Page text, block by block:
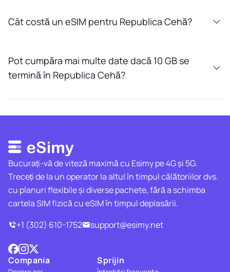
Cât costă un eSIM pentru Republica Cehă?
Pot cumpăra mai multe date dacă 10 GB se
termină în Republica Cehă?
Bucurați-vă de viteză maximă cu Esimy pe 4G și 5G.
Treceți de la un operator la altul în timpul călătoriilor dvs.
cu planuri flexibile și diverse pachete, fără a schimba
cartela SIM fizică cu eSIM în timpul deplasării.
+1 (302) 610-1752
support@esimy.net
Compania Sprijin